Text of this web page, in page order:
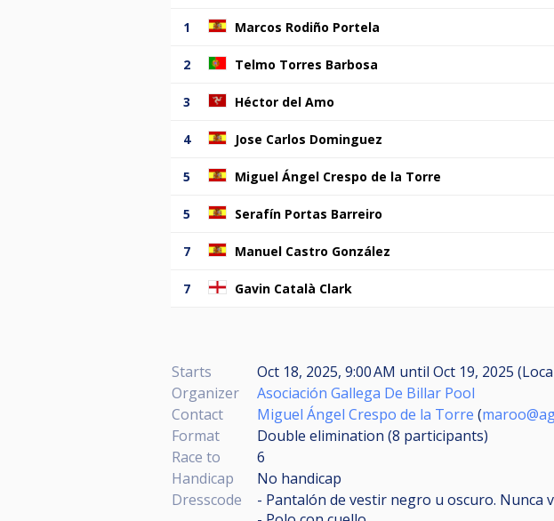
1 Marcos Rodiño Portela
2 Telmo Torres Barbosa
3 Héctor del Amo
4 Jose Carlos Dominguez
5 Miguel Ángel Crespo de la Torre
5 Serafín Portas Barreiro
7 Manuel Castro González
7 Gavin Català Clark
Starts Oct 18, 2025, 9:00 AM until Oct 19, 2025
Organizer
Asociación Gallega De Billar Pool
Contact
Miguel Ángel Crespo de la Torre (
Format
Double elimination (8 participants)
Race to
6
Handicap
No handicap
Dresscode
- Pantalón de vestir negro u oscuro. Nunca